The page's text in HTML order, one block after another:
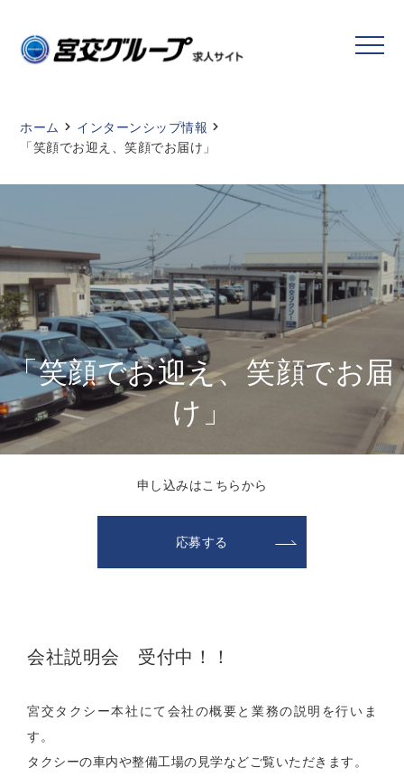
ホーム
インターンシップ情報
「笑顔でお迎え、笑顔でお届け」
「笑顔でお迎え、笑顔でお届
け」
申し込みはこちらから
応募する
会社説明会 受付中！！
宮交タクシー本社にて会社の概要と業務の説明を行いま
す。
タクシーの車内や整備工場の見学などご覧いただきます。